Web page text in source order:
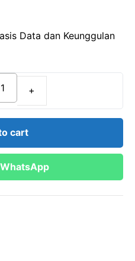
Data dan Keunggulan
Manajemen
Strategis
Berbasis
dan
Keunggulan
cart